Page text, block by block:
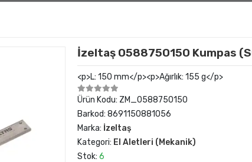
İzeltaş 0588750150 Kumpas
<p>L: 150 mm</p><p>Ağırlık: 155 g</p>
Ürün Kodu: ZM_0588750150
Barkod: 8691150881056
Marka: İzeltaş
Kategori: El Aletleri (Mekanik)
Stok: 6